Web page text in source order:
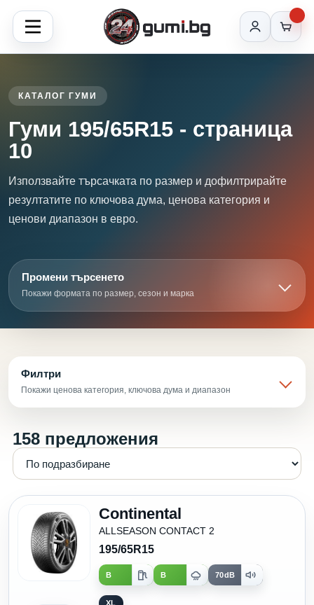
КАТАЛОГ ГУМИ
Гуми 195/65R15 - страница
10
Използвайте търсачката по размер и дофилтрирайте
резултатите по ключова дума, ценова категория и
ценови диапазон в евро.
Промени търсенето
Покажи формата по размер, сезон и марка
Филтри
Покажи ценова категория, ключова дума и диапазон
158 предложения
Continental
ALLSEASON CONTACT 2
195/65R15
B B 70dB
XL